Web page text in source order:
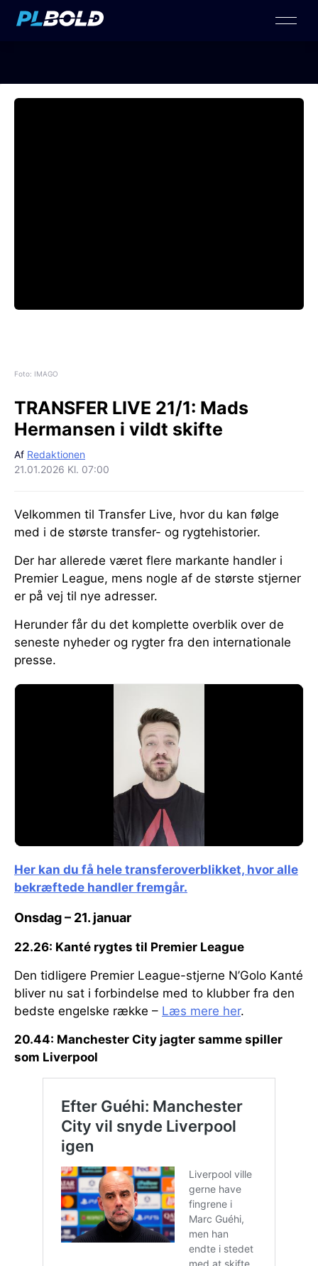
Foto: IMAGO
TRANSFER LIVE 21/1: Mads
Hermansen i vildt skifte
Af Redaktionen
21.01.2026 Kl. 07:00
Velkommen til Transfer Live, hvor du kan følge
med i de største transfer- og rygtehistorier.
Der har allerede været flere markante handler i
Premier League, mens nogle af de største stjerner
er på vej til nye adresser.
Herunder får du det komplette overblik over de
seneste nyheder og rygter fra den internationale
presse.
Her kan du få hele transferoverblikket, hvor alle
bekræftede handler fremgår.
Onsdag – 21. januar
22.26: Kanté rygtes til Premier League
Den tidligere Premier League-stjerne N’Golo Kanté
bliver nu sat i forbindelse med to klubber fra den
bedste engelske række – Læs mere her.
20.44: Manchester City jagter samme spiller
som Liverpool